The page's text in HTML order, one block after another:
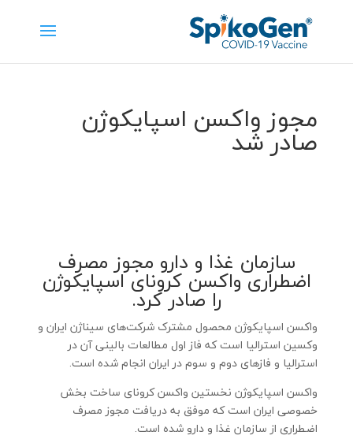
مجوز واکسن اسپایکوژن
صادر شد
سازمان غذا و دارو مجوز مصرف
اضطراری واکسن کرونای اسپایکوژن
را صادر کرد.
واکسن اسپایکوژن محصول مشترک شرکت‌های سیناژن ایران و
وکسین استرالیا است که فاز اول مطالعات بالینی آن در
استرالیا و فازهای دوم و سوم در ایران انجام شده است.
واکسن اسپایکوژن نخستین واکسن کرونای ساخت بخش
خصوصی ایران است که موفق به دریافت مجوز مصرف
اضطراری از سازمان غذا و دارو شده است.